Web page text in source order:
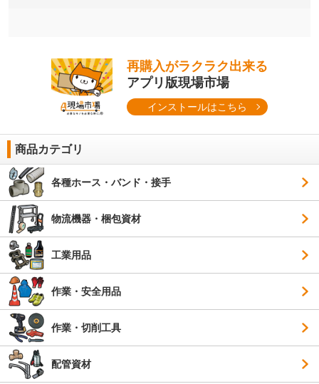
再購入がラクラク出来る
アプリ版現場市場
インストールはこちら
商品カテゴリ
各種ホース・バンド・接手
物流機器・梱包資材
工業用品
作業・安全用品
作業・切削工具
配管資材